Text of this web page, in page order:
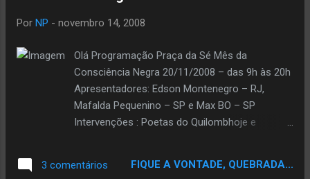
Por NP - novembro 14, 2008
Olá Programação Praça da Sé Mês da
Consciência Negra 20/11/2008 – das 9h às 20h
Apresentadores: Edson Montenegro – RJ,
Mafalda Pequenino – SP e Max BO – SP
Intervenções : Poetas do Quilombhoje e
Congada de Santa Ifigênia, Congada de São
3 comentários FIQUE A VONTADE, QUEBRADA...